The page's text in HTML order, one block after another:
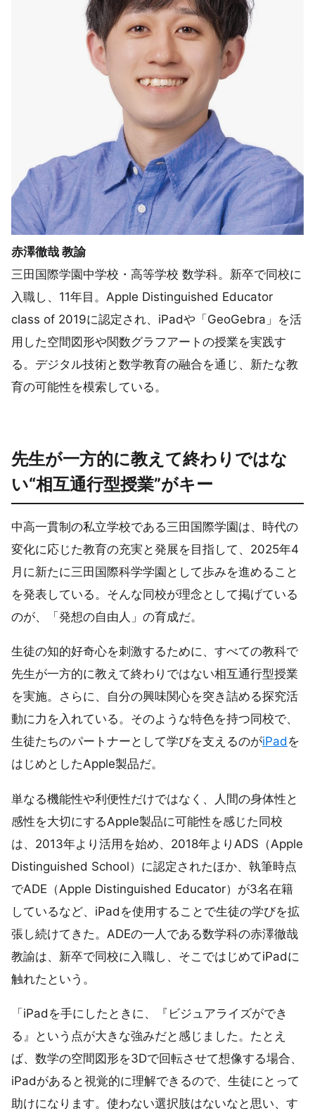
赤澤徹哉 教諭
三田国際学園中学校・高等学校 数学科。新卒で同校に
入職し、11年目。Apple Distinguished Educator
class of 2019に認定され、iPadや「GeoGebra」を活
用した空間図形や関数グラフアートの授業を実践す
る。デジタル技術と数学教育の融合を通じ、新たな教
育の可能性を模索している。
先生が一方的に教えて終わりではな
い“相互通行型授業”がキー
中高一貫制の私立学校である三田国際学園は、時代の
変化に応じた教育の充実と発展を目指して、2025年4
月に新たに三田国際科学学園として歩みを進めること
を発表している。そんな同校が理念として掲げている
のが、「発想の自由人」の育成だ。
生徒の知的好奇心を刺激するために、すべての教科で
先生が一方的に教えて終わりではない相互通行型授業
を実施。さらに、自分の興味関心を突き詰める探究活
動に力を入れている。そのような特色を持つ同校で、
生徒たちのパートナーとして学びを支えるのがiPad を
はじめとしたApple製品だ。
単なる機能性や利便性だけではなく、人間の身体性と
感性を大切にするApple製品に可能性を感じた同校
は、2013年より活用を始め、2018年よりADS（Apple
Distinguished School）に認定されたほか、執筆時点
でADE（Apple Distinguished Educator）が3名在籍
しているなど、iPadを使用することで生徒の学びを拡
張し続けてきた。ADEの一人である数学科の赤澤徹哉
教諭は、新卒で同校に入職し、そこではじめてiPadに
触れたという。
「iPadを手にしたときに、『ビジュアライズができ
る』という点が大きな強みだと感じました。たとえ
ば、数学の空間図形を3Dで回転させて想像する場合、
iPadがあると視覚的に理解できるので、生徒にとって
助けになります。使わない選択肢はないなと思い、す